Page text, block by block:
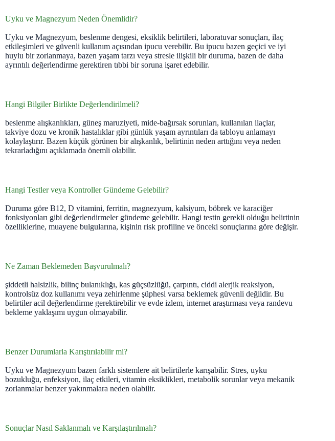
Uyku ve Magnezyum Neden Önemlidir?
Uyku ve Magnezyum, beslenme dengesi, eksiklik belirtileri, laboratuvar sonuçları, ilaç
etkileşimleri ve güvenli kullanım açısından ipucu verebilir. Bu ipucu bazen geçici ve iyi
huylu bir zorlanmaya, bazen yaşam tarzı veya stresle ilişkili bir duruma, bazen de daha
ayrıntılı değerlendirme gerektiren tıbbi bir soruna işaret edebilir.
Hangi Bilgiler Birlikte Değerlendirilmeli?
beslenme alışkanlıkları, güneş maruziyeti, mide-bağırsak sorunları, kullanılan ilaçlar,
takviye dozu ve kronik hastalıklar gibi günlük yaşam ayrıntıları da tabloyu anlamayı
kolaylaştırır. Bazen küçük görünen bir alışkanlık, belirtinin neden arttığını veya neden
tekrarladığını açıklamada önemli olabilir.
Hangi Testler veya Kontroller Gündeme Gelebilir?
Duruma göre B12, D vitamini, ferritin, magnezyum, kalsiyum, böbrek ve karaciğer
fonksiyonları gibi değerlendirmeler gündeme gelebilir. Hangi testin gerekli olduğu belirtinin
özelliklerine, muayene bulgularına, kişinin risk profiline ve önceki sonuçlarına göre değişir.
Ne Zaman Beklemeden Başvurulmalı?
şiddetli halsizlik, bilinç bulanıklığı, kas güçsüzlüğü, çarpıntı, ciddi alerjik reaksiyon,
kontrolsüz doz kullanımı veya zehirlenme şüphesi varsa beklemek güvenli değildir. Bu
belirtiler acil değerlendirme gerektirebilir ve evde izlem, internet araştırması veya randevu
bekleme yaklaşımı uygun olmayabilir.
Benzer Durumlarla Karıştırılabilir mi?
Uyku ve Magnezyum bazen farklı sistemlere ait belirtilerle karışabilir. Stres, uyku
bozukluğu, enfeksiyon, ilaç etkileri, vitamin eksiklikleri, metabolik sorunlar veya mekanik
zorlanmalar benzer yakınmalara neden olabilir.
Sonuçlar Nasıl Saklanmalı ve Karşılaştırılmalı?